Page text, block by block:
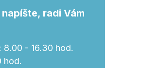
radi Vám
- 16.30 hod.
hod.